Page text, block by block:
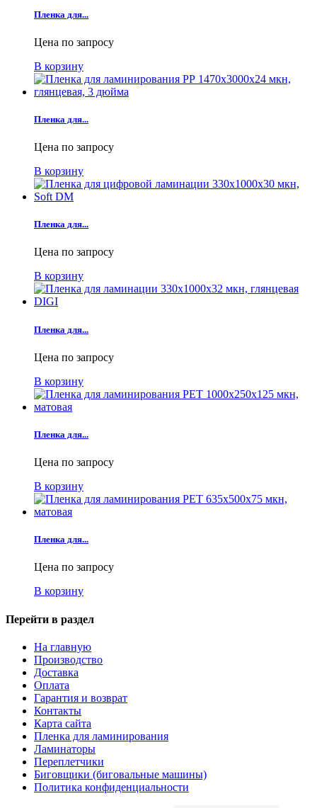
Пленка для...
Цена по запросу
В корзину
Пленка для...
Цена по запросу
В корзину
Пленка для...
Цена по запросу
В корзину
Пленка для...
Цена по запросу
В корзину
Пленка для...
Цена по запросу
В корзину
Пленка для...
Цена по запросу
В корзину
Перейти в раздел
На главную
Производство
Доставка
Оплата
Гарантия и возврат
Контакты
Карта сайта
Пленка для ламинирования
Ламинаторы
Переплетчики
Биговщики (биговальные машины)
Политика конфиденциальности